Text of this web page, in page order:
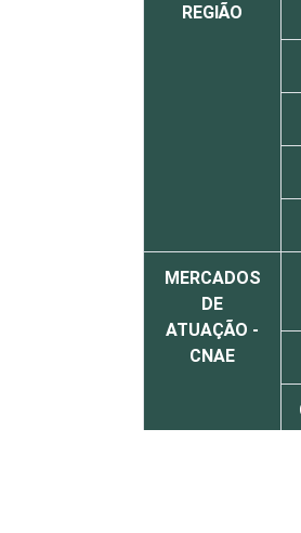
REGIÃO
MERCADOS
DE
ATUAÇÃO -
CNAE